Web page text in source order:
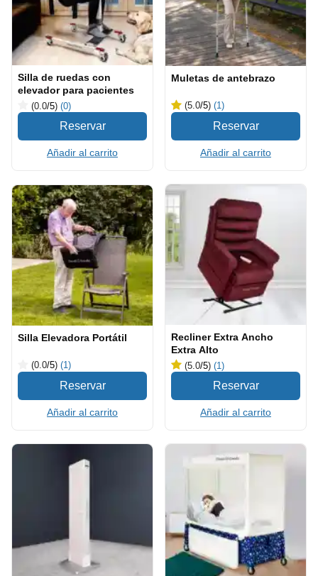
Silla de ruedas con
elevador para pacientes
(0.0/5) (0)
Añadir al carrito
Muletas de antebrazo
(5.0/5) (1)
Añadir al carrito
Silla Elevadora Portátil
(0.0/5) (1)
Añadir al carrito
Recliner Extra Ancho
Extra Alto
(5.0/5) (1)
Añadir al carrito